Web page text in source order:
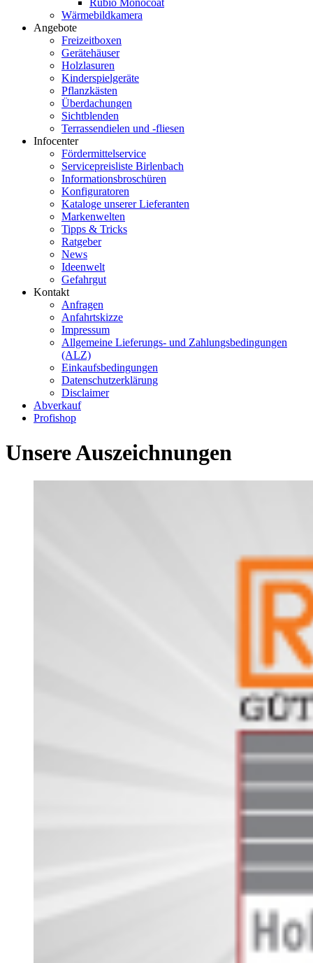
Rubio Monocoat
Wärmebildkamera
Angebote
Freizeitboxen
Gerätehäuser
Holzlasuren
Kinderspielgeräte
Pflanzkästen
Überdachungen
Sichtblenden
Terrassendielen und -fliesen
Infocenter
Fördermittelservice
Servicepreisliste Birlenbach
Informationsbroschüren
Konfiguratoren
Kataloge unserer Lieferanten
Markenwelten
Tipps & Tricks
Ratgeber
News
Ideenwelt
Gefahrgut
Kontakt
Anfragen
Anfahrtskizze
Impressum
Allgemeine Lieferungs- und Zahlungsbedingungen
(ALZ)
Einkaufsbedingungen
Datenschutzerklärung
Disclaimer
Abverkauf
Profishop
Unsere Auszeichnungen